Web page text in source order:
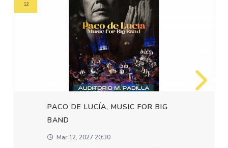
PACO DE LUCÍA, MUSIC FOR BIG
BAND
Mar 12, 2027 20:30
12